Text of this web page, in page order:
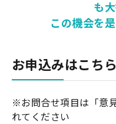
も
この機会を
お申込みはこち
※お問合せ項目は 「意
れてください